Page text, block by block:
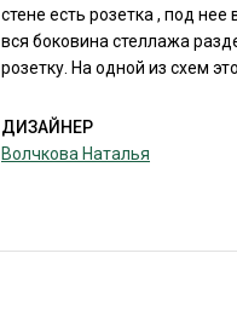
стене есть розетка , под
вся боковина стеллажа
розетку. На одной из схем
ДИЗАЙНЕР
Волчкова Наталья